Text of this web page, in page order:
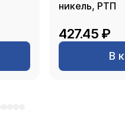
никель, РТП
427.45 ₽
В